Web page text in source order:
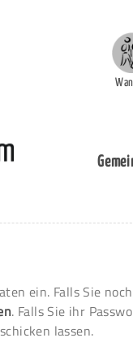
ein. Falls Sie
. Falls Sie ihr
lassen.